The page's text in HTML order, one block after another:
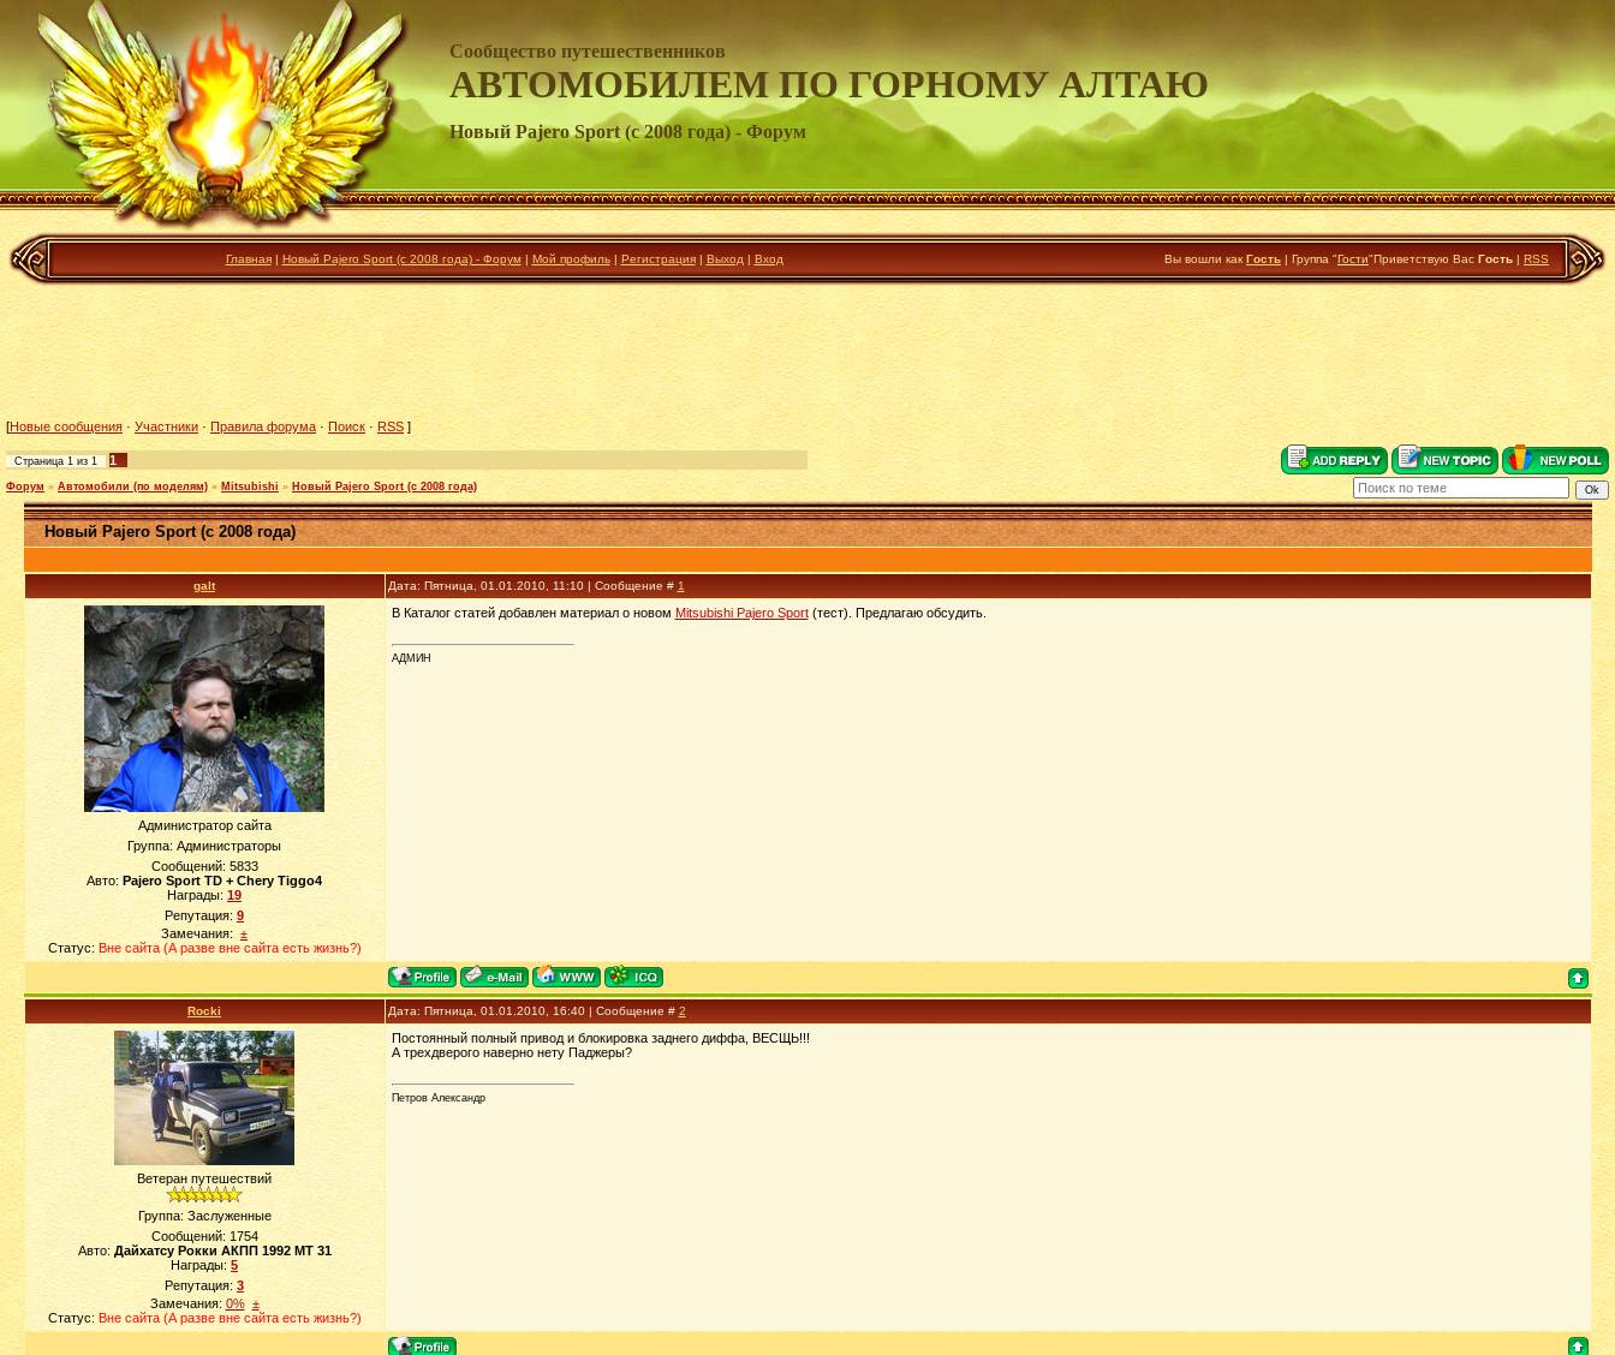
Сообщество путешественников
АВТОМОБИЛЕМ ПО ГОРНОМУ АЛТАЮ
Новый Pajero Sport (c 2008 года) - Форум
Главная| Новый Pajero Sport (c 2008 года) - Форум| Мой профиль| Регистрация| Выход | Вход Вы вошли как Гость | Группа "Гости"Приветствую Вас Гость | RSS
[Новые сообщения· Участники·Правила форума· Поиск· RSS]
Страница 1 из 1 1
Форум » Автомобили (по моделям) » Mitsubishi » Новый Pajero Sport (c 2008 года)
Новый Pajero Sport (c 2008 года)
galt Дата: Пятница, 01.01.2010, 11:10 | Сообщение # 1
Администратор сайта
Группа: Администраторы
Сообщений: 5833
Авто: Pajero Sport TD + Chery Tiggo4
Награды: 19
Репутация: 9
Замечания: ±
Статус: Вне сайта (А разве вне сайта есть жизнь?)
В Каталог статей добавлен материал о новом Mitsubishi Pajero Sport(тест). Предлагаю обсудить.
АДМИН
Rocki Дата: Пятница, 01.01.2010, 16:40 | Сообщение # 2
Ветеран путешествий
Группа: Заслуженные
Сообщений: 1754
Авто: Дайхатсу Рокки АКПП 1992 МТ 31
Награды: 5
Репутация: 3
Замечания: 0% ±
Статус: Вне сайта (А разве вне сайта есть жизнь?)
Постоянный полный привод и блокировка заднего диффа, ВЕСЩЬ!!!
А трехдверого наверно нету Паджеры?
Петров Александр